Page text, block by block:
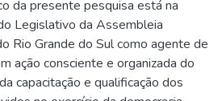
da presente pesquisa está na
Legislativo da Assembleia
Rio Grande do Sul como agente de
ação consciente e organizada do
capacitação e qualificação dos